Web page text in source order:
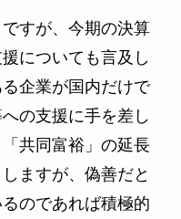
すが、今期の決算
についても言及し
企業が国内だけで
の支援に手を差し
共同富裕」の延長
ますが、偽善だと
のであれば積極的